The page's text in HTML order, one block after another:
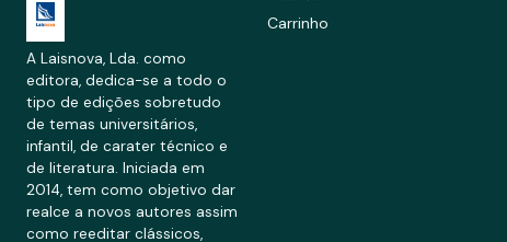
A Laisnova, Lda. como
editora, dedica-se a todo o
tipo de edições sobretudo
de temas universitários,
infantil, de carater técnico e
de literatura. Iniciada em
2014, tem como objetivo dar
realce a novos autores assim
como reeditar clássicos,
Carrinho